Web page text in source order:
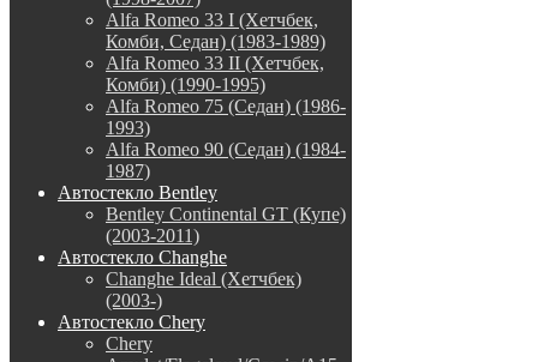
Alfa Romeo 33 I (Хетчбек,
Комби, Седан) (1983-1989)
Alfa Romeo 33 II (Хетчбек,
Комби) (1990-1995)
Alfa Romeo 75 (Седан) (1986-
1993)
Alfa Romeo 90 (Седан) (1984-
1987)
Автостекло Bentley
Bentley Continental GT (Купе)
(2003-2011)
Автостекло Changhe
Changhe Ideal (Хетчбек)
(2003-)
Автостекло Chery
Chery